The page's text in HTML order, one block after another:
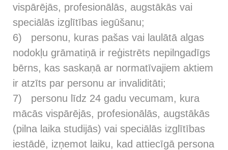
vispārējās, profesionālās, augstākās vai
speciālās izglītības iegūšanu;
6) personu, kuras pašas vai laulātā algas
nodokļu grāmatiņā ir reģistrēts nepilngadīgs
bērns, kas saskaņā ar normatīvajiem aktiem
ir atzīts par personu ar invaliditāti;
7) personu līdz 24 gadu vecumam, kura
mācās vispārējās, profesionālās, augstākās
(pilna laika studijās) vai speciālās izglītības
iestādē, izņemot laiku, kad attiecīgā persona